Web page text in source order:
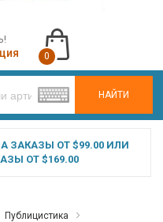
НАЙТИ
0
ЗАКАЗЫ ОТ $99.00 ИЛИ
ОТ $169.00
Публицистика